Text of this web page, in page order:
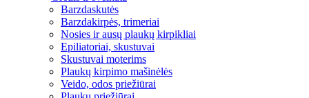
Barzdaskutės
Barzdakirpės, trimeriai
Nosies ir ausų plaukų kirpikliai
Epiliatoriai, skustuvai
Skustuvai moterims
Plaukų kirpimo mašinėlės
Veido, odos priežiūrai